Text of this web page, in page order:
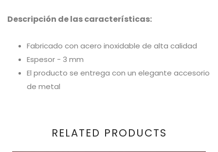
Descripción de las características:
Fabricado con acero inoxidable de alta calidad
Espesor - 3 mm
El producto se entrega con un elegante accesorio
de metal
RELATED PRODUCTS